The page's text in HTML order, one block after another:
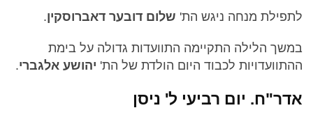
לתפילת מנחה ניגש הת' שלום דובער דאברוסקין.
במשך הלילה התקיימה התוועדות גדולה על בימת
ההתוועדויות לכבוד היום הולדת של הת' יהושע אלגברי.
אדר"ח. יום רביעי ל' ניסן